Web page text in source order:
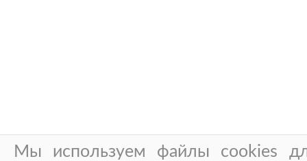
Мы используем файлы cookies